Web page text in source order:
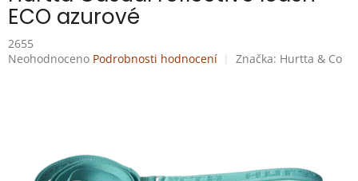
ECO azurové
2655
Průměrné
hvězdiček.
Neohodnoceno Podrobnosti hodnocení Značka: Hurtta & Co